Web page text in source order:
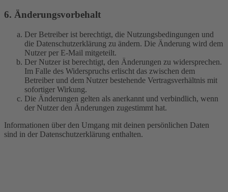
6. Änderungsvorbehalt
Der Betreiber ist berechtigt, die Nutzungsbedingungen und
die Datenschutzerklärung zu ändern. Die Änderung wird dem
Nutzer per E-Mail mitgeteilt.
Der Nutzer ist berechtigt, den Änderungen zu widersprechen.
Im Falle des Widerspruchs erlischt das zwischen dem
Betreiber und dem Nutzer bestehende Vertragsverhältnis mit
sofortiger Wirkung.
Die Änderungen gelten als anerkannt und verbindlich, wenn
der Nutzer den Änderungen zugestimmt hat.
Informationen über den Umgang mit deinen persönlichen Daten
sind in der Datenschutzerklärung enthalten.